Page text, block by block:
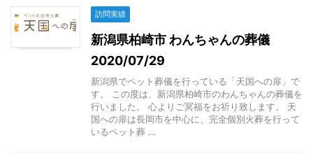
訪問実績
新潟県柏崎市 わんちゃんの葬儀
2020/07/29
新潟県でペット葬儀を行っている「天国への扉」で
す。 この度は、新潟県柏崎市のわんちゃんの葬儀を
行いました。 心よりご冥福をお祈り致します。 天
国への扉は長岡市を中心に、完全個別火葬を行って
いるペット葬 ...